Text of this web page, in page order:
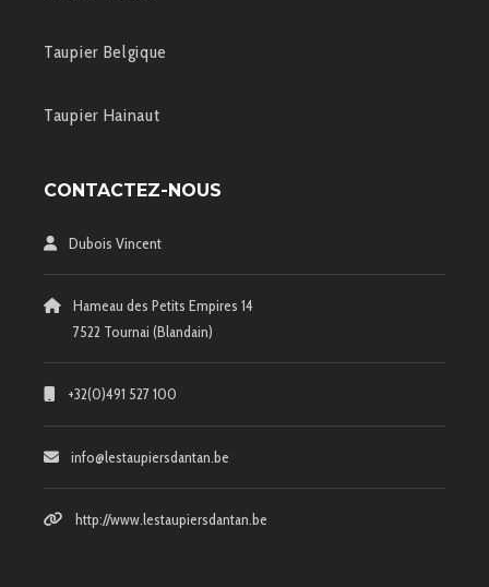
Taupier Belgique
Taupier Hainaut
CONTACTEZ-NOUS
Dubois Vincent
Hameau des Petits Empires 14
7522 Tournai (Blandain)
+32(0)491 527 100
info@lestaupiersdantan.be
http://www.lestaupiersdantan.be